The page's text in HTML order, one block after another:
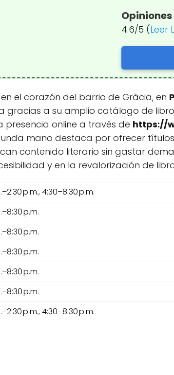
Opiniones
4.6/5 (Leer
el corazón del barrio de Gràcia, en
gracias a su amplio catálogo de
presencia online a través de https://
mano destaca por ofrecer
contenido literario sin gastar
y en la revalorización de
p.m., 4:30–8:30 p.m.
p.m.
p.m.
p.m.
p.m.
p.m.
p.m., 4:30–8:30 p.m.